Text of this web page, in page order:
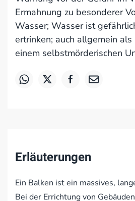
Ermahnung zu besonderer
Wasser; Wasser ist
ertrinken; auch allgemein
einem selbstmörderischen
Erläuterungen
Ein Balken ist ein massives,
Bei der Errichtung von